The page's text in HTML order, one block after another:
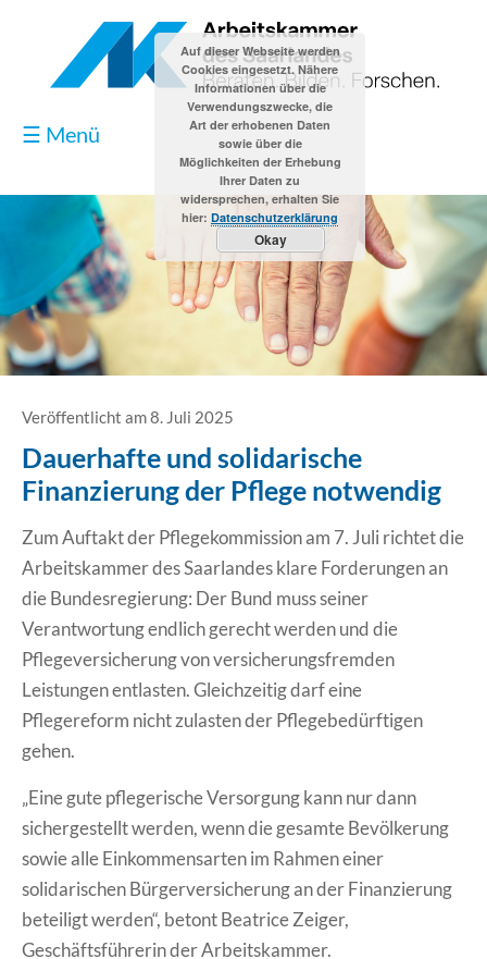
☰ Menü
Blog
Kontakt
Datenschutzerklärung
Veröffentlicht am 8. Juli 2025
Dauerhafte und solidarische
Finanzierung der Pflege notwendig
Zum Auftakt der Pflegekommission am 7. Juli richtet die
Arbeitskammer des Saarlandes klare Forderungen an
die Bundesregierung: Der Bund muss seiner
Verantwortung endlich gerecht werden und die
Pflegeversicherung von versicherungsfremden
Leistungen entlasten. Gleichzeitig darf eine
Pflegereform nicht zulasten der Pflegebedürftigen
gehen.
„Eine gute pflegerische Versorgung kann nur dann
sichergestellt werden, wenn die gesamte Bevölkerung
sowie alle Einkommensarten im Rahmen einer
solidarischen Bürgerversicherung an der Finanzierung
beteiligt werden“, betont Beatrice Zeiger,
Geschäftsführerin der Arbeitskammer.
Auf dieser Webseite werden
Cookies eingesetzt. Nähere
Informationen über die
Verwendungszwecke, die
Art der erhobenen Daten
sowie über die
Möglichkeiten der Erhebung
Ihrer Daten zu
widersprechen, erhalten Sie
hier: Datenschutzerklärung
Okay